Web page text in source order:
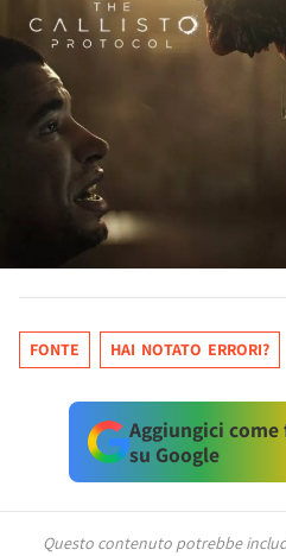
FONTE HAI NOTATO ERRORI?
Aggiungici
su Google
Questo contenuto potrebbe